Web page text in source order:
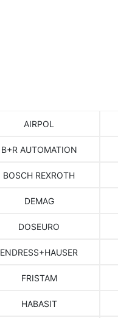
AIRPOL
B+R AUTOMATION
BOSCH REXROTH
DEMAG
DOSEURO
ENDRESS+HAUSER
FRISTAM
HABASIT